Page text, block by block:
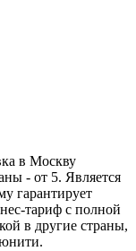
в Москву
- от 5. Является
гарантирует
тариф с полной
в другие страны,